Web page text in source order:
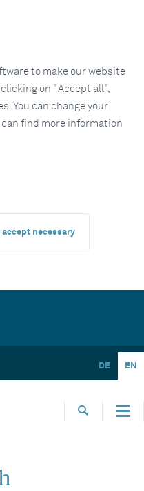
to make our website
on "Accept all",
You can change your
find more information
accept necessary
DE EN